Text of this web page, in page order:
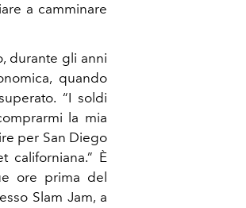
a camminare
durante gli anni
quando
“I soldi
la mia
per San Diego
californiana.” È
ore prima del
Slam Jam, a